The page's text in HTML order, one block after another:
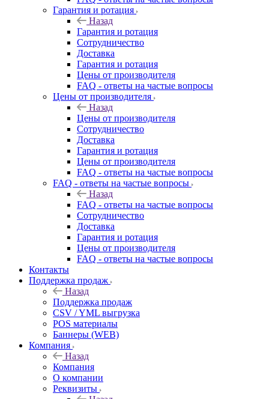
Гарантия и ротация
Назад
Гарантия и ротация
Сотрудничество
Доставка
Гарантия и ротация
Цены от производителя
FAQ - ответы на частые вопросы
Цены от производителя
Назад
Цены от производителя
Сотрудничество
Доставка
Гарантия и ротация
Цены от производителя
FAQ - ответы на частые вопросы
FAQ - ответы на частые вопросы
Назад
FAQ - ответы на частые вопросы
Сотрудничество
Доставка
Гарантия и ротация
Цены от производителя
FAQ - ответы на частые вопросы
Контакты
Поддержка продаж
Назад
Поддержка продаж
CSV / YML выгрузка
POS материалы
Баннеры (WEB)
Компания
Назад
Компания
О компании
Реквизиты